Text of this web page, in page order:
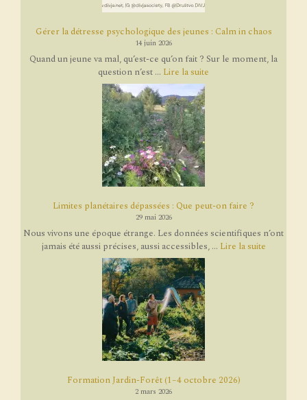
Gérer la détresse psychologique des jeunes : Calm in chaos
14 juin 2026
Quand un jeune va mal, qu’est-ce qu’on fait ? Sur le moment, la
question n’est ... Lire la suite
Limites planétaires dépassées : Que peut-on faire ?
29 mai 2026
Nous vivons une époque étrange. Les données scientifiques n’ont
jamais été aussi précises, aussi accessibles, ... Lire la suite
Formation Jardin-Forêt (1–4 octobre 2026)
2 mars 2026